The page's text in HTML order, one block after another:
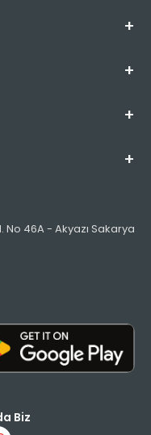
46A - Akyazı Sakarya
Biz